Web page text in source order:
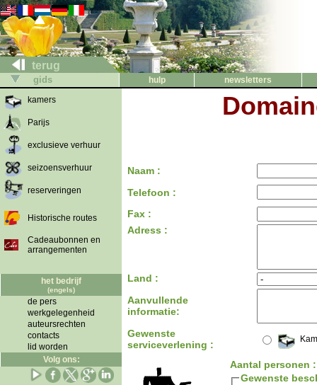
terug
gids hulp
newsletters
kamers
Parijs
exclusieve verhuur
seizoensverhuur
reserveringen
Historische routes
Cadeaubonnen en
arrangementen
het bedrijf
(engels)
de pers
werkgelegenheid
auteursrechten
contacts
lid worden
Volg ons:
Naam :
Telefoon :
Fax :
Adress :
Land :
Aanvullende
informatie:
Gewenste
serviceverlening :
Aantal personen
Gewenste